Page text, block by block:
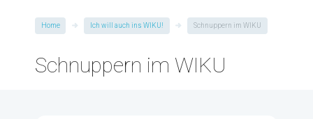
Home Ich will auch ins WIKU! Schnuppern im WIKU
Schnuppern im WIKU